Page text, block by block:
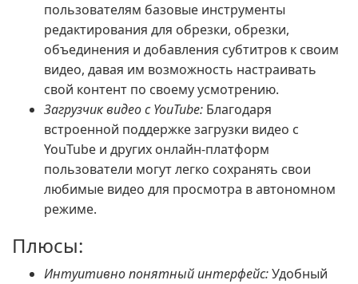
пользователям базовые инструменты
редактирования для обрезки, обрезки,
объединения и добавления субтитров к своим
видео, давая им возможность настраивать
свой контент по своему усмотрению.
Загрузчик видео с YouTube: Благодаря
встроенной поддержке загрузки видео с
YouTube и других онлайн-платформ
пользователи могут легко сохранять свои
любимые видео для просмотра в автономном
режиме.
Плюсы:
Интуитивно понятный интерфейс:Удобный